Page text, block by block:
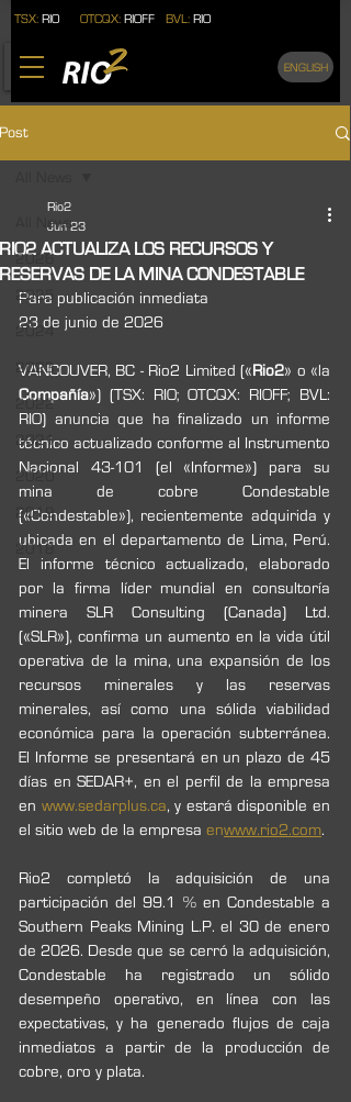
ENGLISH
TSX: RIO OTCQX: RIOFF BVL: RIO
Post
All News
2026
2025
2024
2023
2022
2021
2020
2019
2018
RIO2 ACTUALIZA LOS RECURSOS Y
RESERVAS DE LA MINA CONDESTABLE
Rio2
Jun 23
Para publicación inmediata
23 de junio de 2026
VANCOUVER, BC - Rio2 Limited (« Rio2» o «la
Compañía») (TSX: RIO; OTCQX: RIOFF; BVL:
RIO) anuncia que ha finalizado un informe
técnico actualizado conforme al Instrumento
Nacional 43-101 (el «Informe») para su
mina de cobre Condestable
(«Condestable»), recientemente adquirida y
ubicada en el departamento de Lima, Perú.
El informe técnico actualizado, elaborado
por la firma líder mundial en consultoría
minera SLR Consulting (Canada) Ltd.
(«SLR»), confirma un aumento en la vida útil
operativa de la mina, una expansión de los
recursos minerales y las reservas
minerales, así como una sólida viabilidad
económica para la operación subterránea.
El Informe se presentará en un plazo de 45
días en SEDAR+, en el perfil de la empresa
en www.sedarplus.ca, y estará disponible en
el sitio web de la empresa enwww.rio2.com.
Rio2 completó la adquisición de una
participación del 99.1 % en Condestable a
Southern Peaks Mining L.P. el 30 de enero
de 2026. Desde que se cerró la adquisición,
Condestable ha registrado un sólido
desempeño operativo, en línea con las
expectativas, y ha generado flujos de caja
inmediatos a partir de la producción de
cobre, oro y plata.